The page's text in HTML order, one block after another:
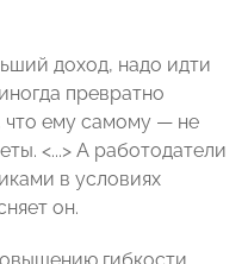
доход, надо идти
превратно
что ему самому — не
<...> А работодатели
в условиях
он.